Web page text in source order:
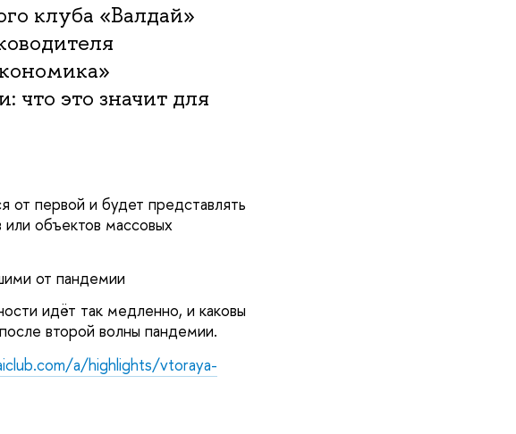
клуба «Валдай»
что это значит для
от первой и будет представлять
объектов массовых
от пандемии
идёт так медленно, и каковы
второй волны пандемии.
a/highlights/vtoraya-